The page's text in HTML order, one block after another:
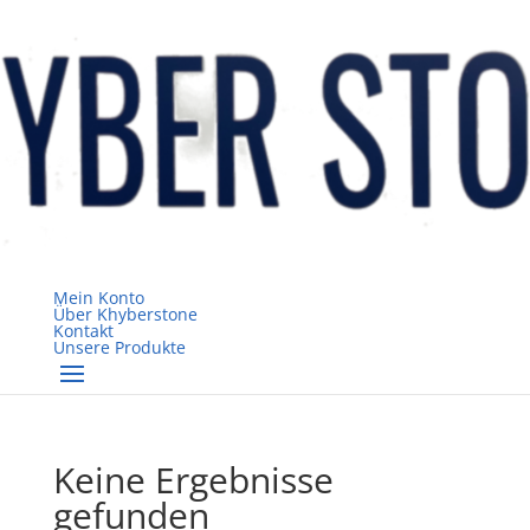
Mein Konto
Über Khyberstone
Kontakt
Unsere Produkte
Keine Ergebnisse
gefunden